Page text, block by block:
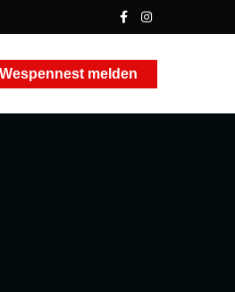
Wespennest melden